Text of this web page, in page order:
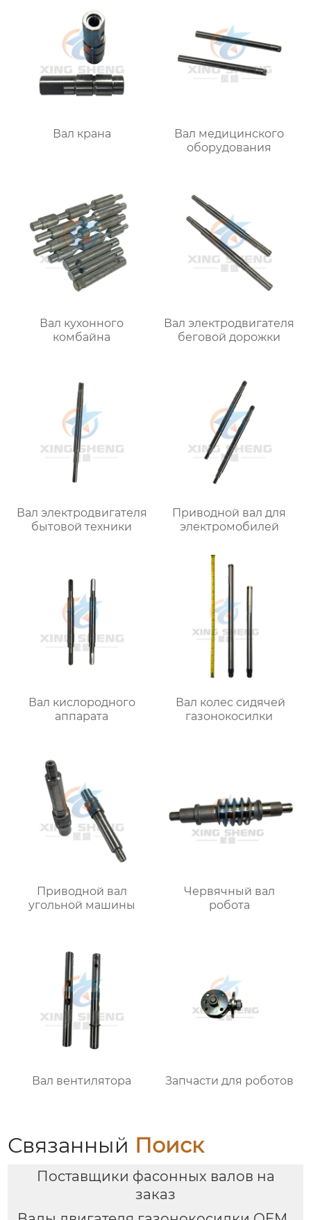
Вал крана
Вал медицинского
оборудования
Вал кухонного
комбайна
Вал электродвигателя
беговой дорожки
Вал электродвигателя
бытовой техники
Приводной вал для
электромобилей
Вал кислородного
аппарата
Вал колес сидячей
газонокосилки
Приводной вал
угольной машины
Червячный вал
робота
Вал вентилятора Запчасти для роботов
Связанный Поиск
Поставщики фасонных валов на
заказ